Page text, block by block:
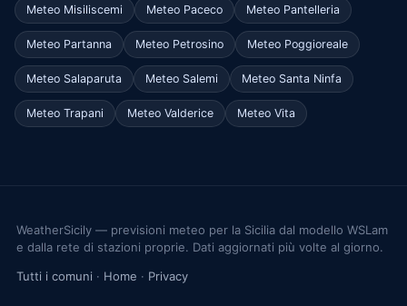
Meteo Misiliscemi Meteo Paceco Meteo Pantelleria
Meteo Partanna Meteo Petrosino Meteo Poggioreale
Meteo Salaparuta Meteo Salemi Meteo Santa Ninfa
Meteo Trapani Meteo Valderice Meteo Vita
WeatherSicily — previsioni meteo per la Sicilia dal modello WSLam
e dalla rete di stazioni proprie. Dati aggiornati più volte al giorno.
Tutti i comuni · Home · Privacy